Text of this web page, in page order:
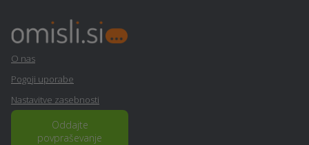
kolektorjev - Ig
Kozmetični salon - Ig
terase - Ig
O nas
Pogoji uporabe
Nastavitve zasebnosti
Oddajte
povpraševanje